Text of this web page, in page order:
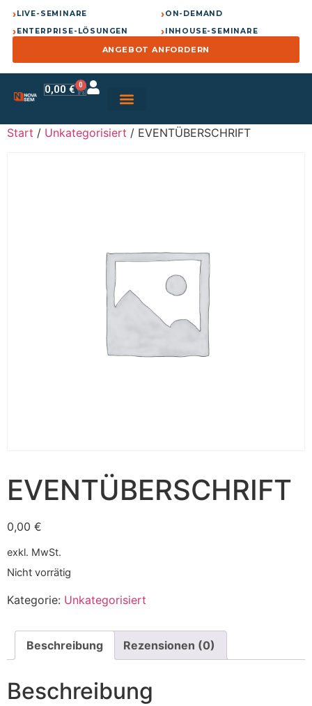
›LIVE-SEMINARE ›ON-DEMAND
›ENTERPRISE-LÖSUNGEN ›INHOUSE-SEMINARE
ANGEBOT ANFORDERN
0,00 € 0
Start / Unkategorisiert / EVENTÜBERSCHRIFT
EVENTÜBERSCHRIFT
0,00 €
exkl. MwSt.
Nicht vorrätig
Kategorie: Unkategorisiert
Beschreibung Rezensionen (0)
Beschreibung